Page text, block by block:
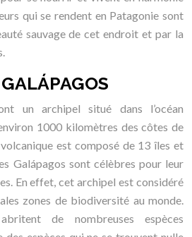
qui se rendent en Patagonie sont
sauvage de cet endroit et par la
un archipel situé dans l’océan
1000 kilomètres des côtes de
est composé de 13 îles et
Galápagos sont célèbres pour leur
En effet, cet archipel est considéré
zones de biodiversité au monde.
de nombreuses espèces